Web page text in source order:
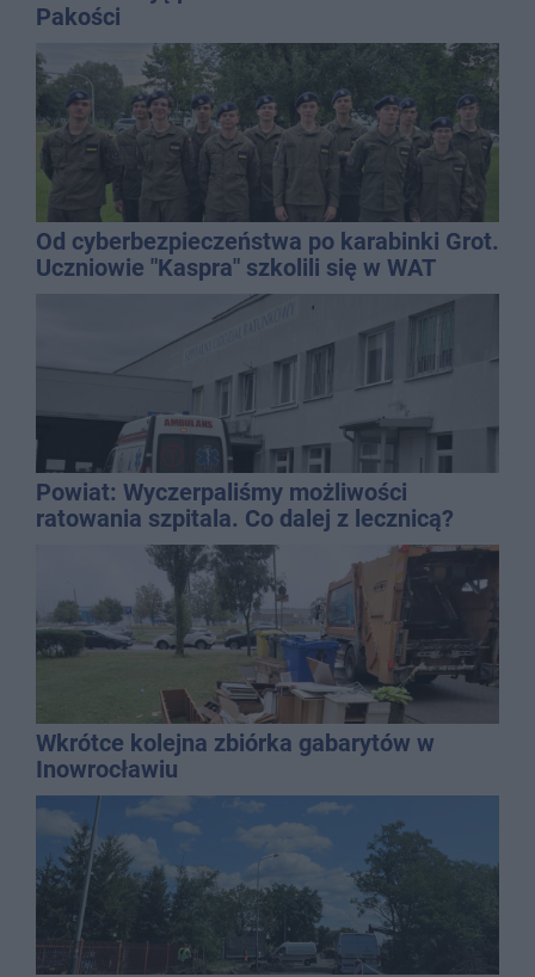
Pakości
Od cyberbezpieczeństwa po karabinki Grot.
Uczniowie "Kaspra" szkolili się w WAT
Powiat: Wyczerpaliśmy możliwości
ratowania szpitala. Co dalej z lecznicą?
Wkrótce kolejna zbiórka gabarytów w
Inowrocławiu